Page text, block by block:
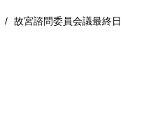
/ 故宮諮問委員会議最終日